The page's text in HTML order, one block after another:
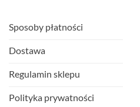
Sposoby płatności
Dostawa
Regulamin sklepu
Polityka prywatności